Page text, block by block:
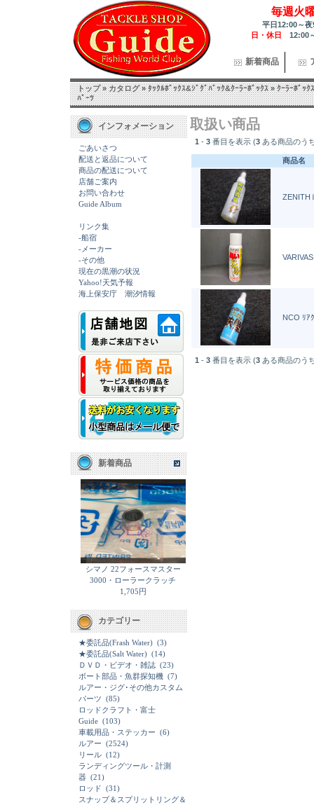
毎週火
平日12:00～
日・休日 12:00
新着商品
トップ»カタログ»ﾀｯｸﾙﾎﾞｯｸｽ&ｼﾞｸﾞﾊﾞｯｸ&ｸｰﾗｰﾎﾞｯｸｽ»ｸｰﾗｰﾎﾞｯｸ
ﾊﾟｰﾂ
インフォメーション
ごあいさつ
配送と返品について
商品の配送について
店舗ご案内
お問い合わせ
Guide Album
リンク集
-船宿
-メーカー
-その他
現在の黒潮の状況
Yahoo!天気予報
海上保安庁 潮汐情報
新着商品
シマノ 22フォースマスター
3000・ローラークラッチ
1,705円
カテゴリー
★委託品(Frash Water) (3)
★委託品(Salt Water) (14)
ＤＶＤ・ビデオ・雑誌 (23)
ボート部品・魚群探知機 (7)
ルアー・ジグ･その他カスタム
パーツ (85)
ロッドクラフト・富士
Guide (103)
車載用品・ステッカー (6)
ルアー (2524)
リール (12)
ランディングツール・計測
器 (21)
ロッド (31)
スナップ＆スプリットリング＆
取扱い商品
1 - 3 番目を表示 (3 ある商品のう
商品名
ZENITH
NCO ﾘｱ
1 - 3 番目を表示 (3 ある商品のう